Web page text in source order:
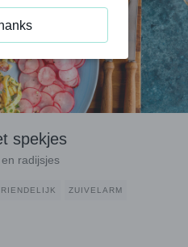
spekjes
radijsjes
ZUIVELARM